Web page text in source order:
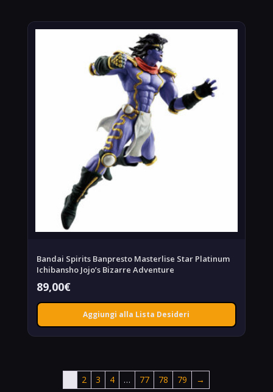
Bandai Spirits Banpresto Masterlise Star Platinum
Ichibansho Jojo’s Bizarre Adventure
89,00€
Aggiungi alla Lista Desideri
2 3 4 … 77 78 79 →